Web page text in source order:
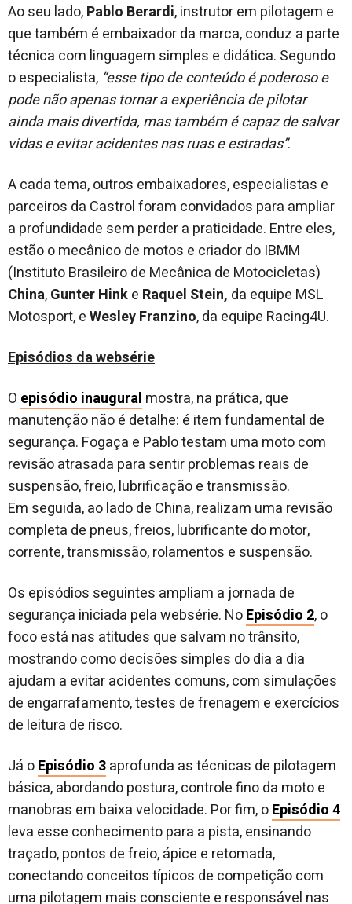
Ao seu lado,Pablo Berardi, instrutor em pilotagem e
que também é embaixador da marca, conduz a parte
técnica com linguagem simples e didática. Segundo
o especialista, “esse tipo de conteúdo é poderoso e
pode não apenas tornar a experiência de pilotar
ainda mais divertida, mas também é capaz de salvar
vidas e evitar acidentes nas ruas e estradas”.
A cada tema, outros embaixadores, especialistas e
parceiros da Castrol foram convidados para ampliar
a profundidade sem perder a praticidade. Entre eles,
estão o mecânico de motos e criador do IBMM
(Instituto Brasileiro de Mecânica de Motocicletas)
China,Gunter Hinke Raquel Stein, da equipe MSL
Motosport, eWesley Franzino, da equipe Racing4U.
Episódios da websérie
O episódio inaugural mostra, na prática, que
manutenção não é detalhe: é item fundamental de
segurança. Fogaça e Pablo testam uma moto com
revisão atrasada para sentir problemas reais de
suspensão, freio, lubrificação e transmissão.
Em seguida, ao lado de China, realizam uma revisão
completa de pneus, freios, lubrificante do motor,
corrente, transmissão, rolamentos e suspensão.
Os episódios seguintes ampliam a jornada de
segurança iniciada pela websérie. NoEpisódio 2, o
foco está nas atitudes que salvam no trânsito,
mostrando como decisões simples do dia a dia
ajudam a evitar acidentes comuns, com simulações
de engarrafamento, testes de frenagem e exercícios
de leitura de risco.
Já oEpisódio 3aprofunda as técnicas de pilotagem
básica, abordando postura, controle fino da moto e
manobras em baixa velocidade. Por fim, oEpisódio 4
leva esse conhecimento para a pista, ensinando
traçado, pontos de freio, ápice e retomada,
conectando conceitos típicos de competição com
uma pilotagem mais consciente e responsável nas